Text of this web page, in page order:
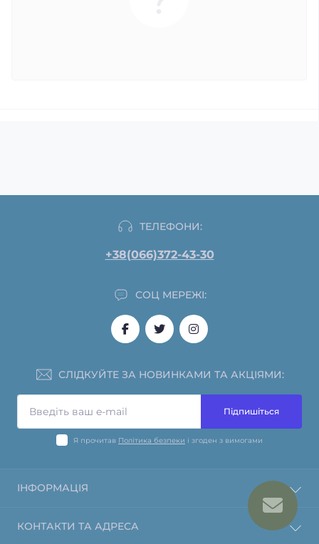
ТЕЛЕФОНИ:
+38(066)372-43-30
СОЦ МЕРЕЖІ:
СЛІДКУЙТЕ ЗА НОВИНКАМИ ТА АКЦІЯМИ:
Підпишіться
Я прочитав Політика безпеки і згоден з вимогами
ІНФОРМАЦІЯ
Політика повернення та відшкодування
КОНТАКТИ ТА АДРЕСА